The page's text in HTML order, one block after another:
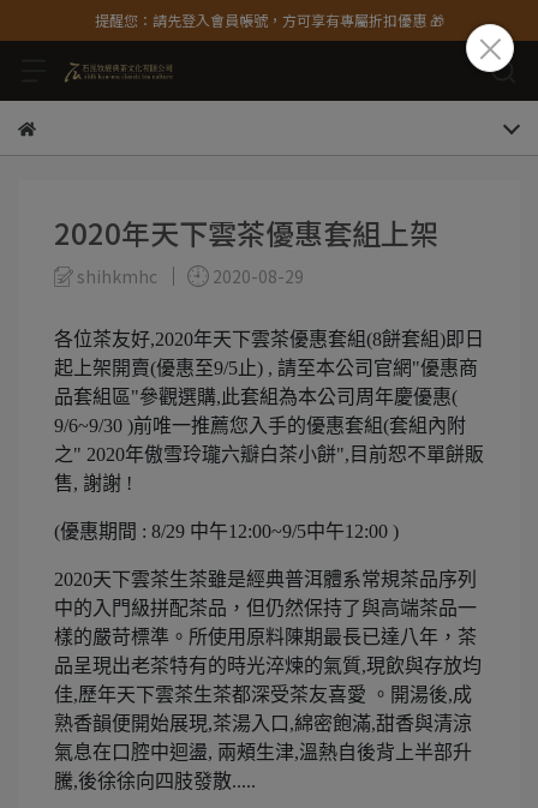
提醒您：請先登入會員帳號，方可享有專屬折扣優惠 🎁
2020年天下雲茶優惠套組上架
shihkmhc 2020-08-29
各位茶友好,2020年天下雲茶優惠套組(8餅套組)即日
起上架開賣(優惠至9/5止) , 請至本公司官網"優惠商
品套組區"參觀選購,此套組為本公司周年慶優惠(
9/6~9/30 )前唯一推薦您入手的優惠套組(套組內附
之" 2020年傲雪玲瓏六瓣白茶小餅",目前恕不單餅販
售, 謝謝 !
(優惠期間 : 8/29 中午12:00~9/5中午12:00 )
2020天下雲茶生茶雖是經典普洱體系常規茶品序列
中的入門級拼配茶品，但仍然保持了與高端茶品一
樣的嚴苛標準。所使用原料陳期最長已達八年，茶
品呈現出老茶特有的時光淬煉的氣質,現飲與存放均
佳,歷年天下雲茶生茶都深受茶友喜愛 。開湯後,成
熟香韻便開始展現,茶湯入口,綿密飽滿,甜香與清涼
氣息在口腔中迴盪, 兩頰生津,溫熱自後背上半部升
騰,後徐徐向四肢發散.....